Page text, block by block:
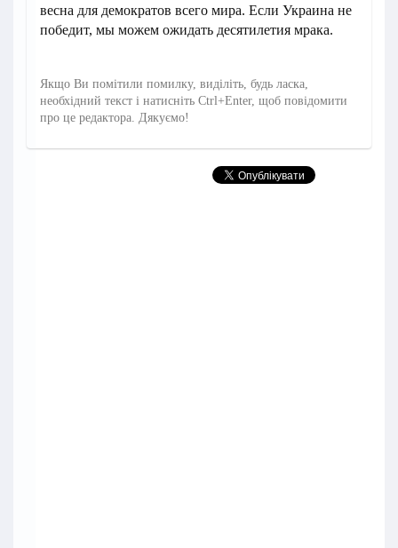
весна для демократов всего мира. Если Украина не
победит, мы можем ожидать десятилетия мрака.
Якщо Ви помітили помилку, виділіть, будь ласка,
необхідний текст і натисніть Ctrl+Enter, щоб повідомити
про це редактора. Дякуємо!